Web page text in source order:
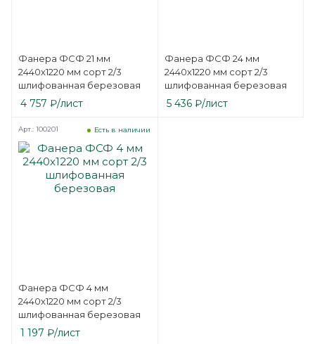
Фанера ФСФ 21 мм
2440х1220 мм сорт 2/3
шлифованная березовая
4 757 ₽/лист
Фанера ФСФ 24 мм
2440х1220 мм сорт 2/3
шлифованная березовая
5 436₽/лист
Фанера ФСФ 4 мм
2440х1220 мм сорт 2/3
шлифованная березовая
Есть в наличии
Арт.: 100201
1 197 ₽/лист